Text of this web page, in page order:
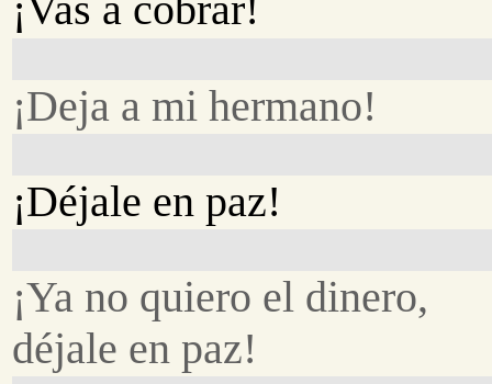
¡Deja a mi hermano!
¡Déjale en paz!
¡Ya no quiero el dinero,
déjale en paz!